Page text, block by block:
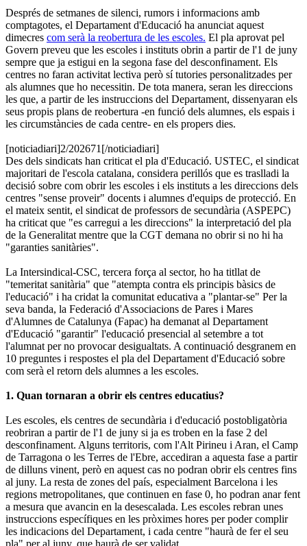
Després de setmanes de silenci, rumors i informacions amb
comptagotes, el Departament d'Educació ha anunciat aquest
dimecres com serà la reobertura de les escoles. El pla aprovat pel
Govern preveu que les escoles i instituts obrin a partir de l'1 de juny
sempre que ja estigui en la segona fase del desconfinament. Els
centres no faran activitat lectiva però sí tutories personalitzades per
als alumnes que ho necessitin. De tota manera, seran les direccions
les que, a partir de les instruccions del Departament, dissenyaran els
seus propis plans de reobertura -en funció dels alumnes, els espais i
les circumstàncies de cada centre- en els propers dies.
[noticiadiari]2/202671[/noticiadiari]
Des dels sindicats han criticat el pla d'Educació. USTEC, el sindicat
majoritari de l'escola catalana, considera perillós que es traslladi la
decisió sobre com obrir les escoles i els instituts a les direccions dels
centres "sense proveir" docents i alumnes d'equips de protecció. En
el mateix sentit, el sindicat de professors de secundària (ASPEPC)
ha criticat que "es carregui a les direccions" la interpretació del pla
de la Generalitat mentre que la CGT demana no obrir si no hi ha
"garanties sanitàries".
La Intersindical-CSC, tercera força al sector, ho ha titllat de
"temeritat sanitària" que "atempta contra els principis bàsics de
l'educació" i ha cridat la comunitat educativa a "plantar-se" Per la
seva banda, la Federació d'Associacions de Pares i Mares
d'Alumnes de Catalunya (Fapac) ha demanat al Departament
d'Educació "garantir" l'educació presencial al setembre a tot
l'alumnat per no provocar desigualtats. A continuació desgranem en
10 preguntes i respostes el pla del Departament d'Educació sobre
com serà el retorn dels alumnes a les escoles.
1. Quan tornaran a obrir els centres educatius?
Les escoles, els centres de secundària i d'educació postobligatòria
reobriran a partir de l'1 de juny si ja es troben en la fase 2 del
desconfinament. Alguns territoris, com l'Alt Pirineu i Aran, el Camp
de Tarragona o les Terres de l'Ebre, accediran a aquesta fase a partir
de dilluns vinent, però en aquest cas no podran obrir els centres fins
al juny. La resta de zones del país, especialment Barcelona i les
regions metropolitanes, que continuen en fase 0, ho podran anar fent
a mesura que avancin en la desescalada. Les escoles rebran unes
instruccions específiques en les pròximes hores per poder complir
les indicacions del Departament, i cada centre "haurà de fer el seu
pla" per al juny, que haurà de ser validat.